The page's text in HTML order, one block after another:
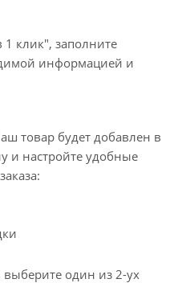
клик", заполните
информацией и
товар будет добавлен в
и настройте удобные
выберите один из 2-ух